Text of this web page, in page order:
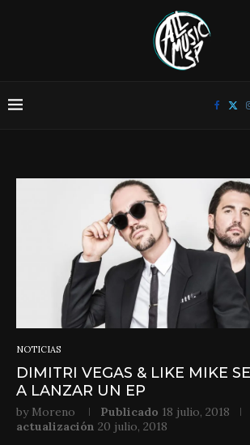
NOTICIAS
DIMITRI VEGAS & LIKE MIKE
A LANZAR UN EP
by Moreno Publicado 18 julio, 2018
actualización 20 julio, 2018